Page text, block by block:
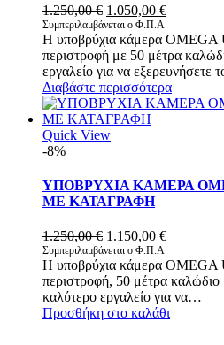
1.250,00€ Original
price
was:
1.250,00 €.
1.050,00 €Η
τιμή
είναι:
1.050,00
Συμπεριλαμβάνεται ο Φ.Π.Α
Η υποβρύχια κάμερα OMEGA
περιστροφή με 50 μέτρα
εργαλείο για να εξερευνήσετε
Διαβάστε περισσότερα
Quick View
-8%
ΥΠΟΒΡΥΧΙΑ ΚΑΜΕΡΑ
ΜΕ ΚΑΤΑΓΡΑΦΗ
1.250,00€ Original
price
was:
1.250,00 €.
1.150,00 €Η
τιμή
είναι:
1.150,00 €.
Συμπεριλαμβάνεται ο Φ.Π.Α
Η υποβρύχια κάμερα OMEGA
περιστροφή, 50 μέτρα
καλύτερο εργαλείο για να…
Προσθήκη στο καλάθι